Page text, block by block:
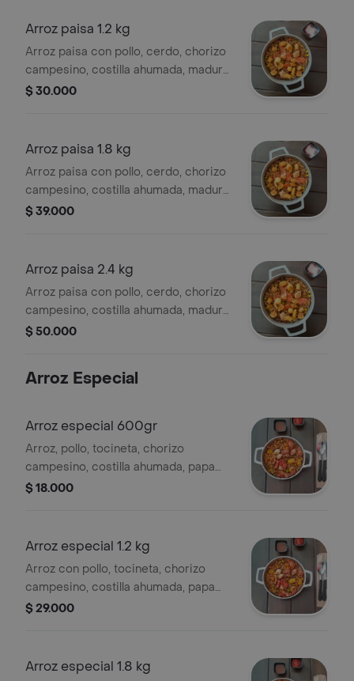
Arroz paisa 1.2 kg
Arroz paisa con pollo, cerdo, chorizo
campesino, costilla ahumada, maduro,
chicharrón, maíz tierno, verduras. para
$ 30.000
Arroz paisa 1.8 kg
Arroz paisa con pollo, cerdo, chorizo
campesino, costilla ahumada, maduro,
chicharrón, maíz tierno, verduras, para
$ 39.000
Arroz paisa 2.4 kg
Arroz paisa con pollo, cerdo, chorizo
campesino, costilla ahumada, maduro,
chicharrón, maíz tierno, verduras, para
$ 50.000
Arroz Especial
Arroz especial 600gr
Arroz, pollo, tocineta, chorizo
campesino, costilla ahumada, papa
criolla, maíz tierno, verduras, cilantro y
$ 18.000
Arroz especial 1.2 kg
Arroz con pollo, tocineta, chorizo
campesino, costilla ahumada, papa
criolla, maíz tierno, verduras, cilantro y
$ 29.000
Arroz especial 1.8 kg